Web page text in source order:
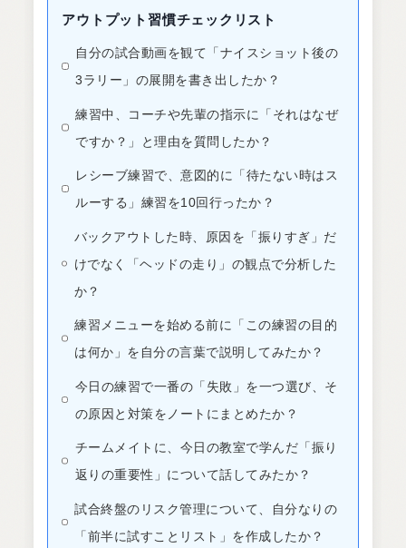
アウトプット習慣チェックリスト
自分の試合動画を観て「ナイスショット後の
3ラリー」の展開を書き出したか？
練習中、コーチや先輩の指示に「それはなぜ
ですか？」と理由を質問したか？
レシーブ練習で、意図的に「待たない時はス
ルーする」練習を10回行ったか？
バックアウトした時、原因を「振りすぎ」だ
けでなく「ヘッドの走り」の観点で分析した
か？
練習メニューを始める前に「この練習の目的
は何か」を自分の言葉で説明してみたか？
今日の練習で一番の「失敗」を一つ選び、そ
の原因と対策をノートにまとめたか？
チームメイトに、今日の教室で学んだ「振り
返りの重要性」について話してみたか？
試合終盤のリスク管理について、自分なりの
「前半に試すことリスト」を作成したか？